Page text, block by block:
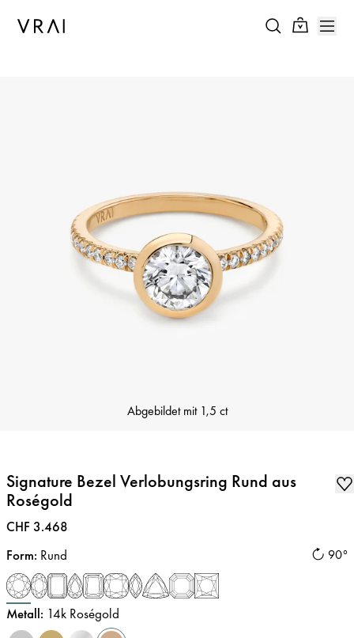
Abgebildet mit 1,5 ct
Signature Bezel Verlobungsring Rund aus
Roségold
Preis
CHF 3.468
90°
Form: Rund
Metall: 14k Roségold